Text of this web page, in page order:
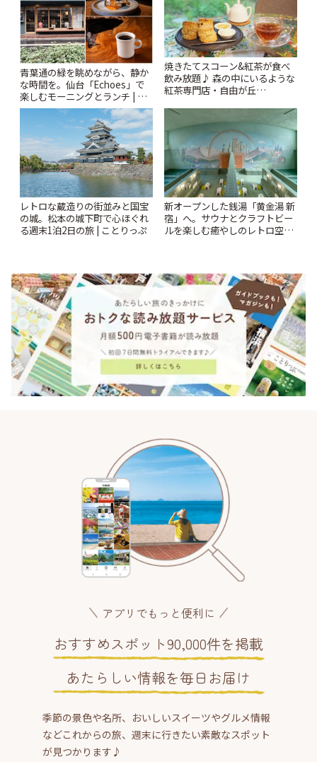
青葉通の緑を眺めながら、静か
な時間を。仙台「Echoes」で
楽しむモーニングとランチ | こ
とりっぷ
焼きたてスコーン&紅茶が食べ
飲み放題♪ 森の中にいるような
紅茶専門店・自由が丘
時間 | ことりっぷ
レトロな蔵造りの街並みと国宝
の城。松本の城下町で心ほぐれ
る週末1泊2日の旅 | ことりっぷ
新オープンした銭湯「黄金湯 新
宿」へ。サウナとクラフトビー
ルを楽しむ癒やしのレトロ空間
アプリでもっと便利に
おすすめスポット90,000件を掲載
あたらしい情報を毎日お届け
季節の景色や名所、おいしいスイーツやグルメ情報
などこれからの旅、週末に行きたい素敵なスポット
が見つかります♪